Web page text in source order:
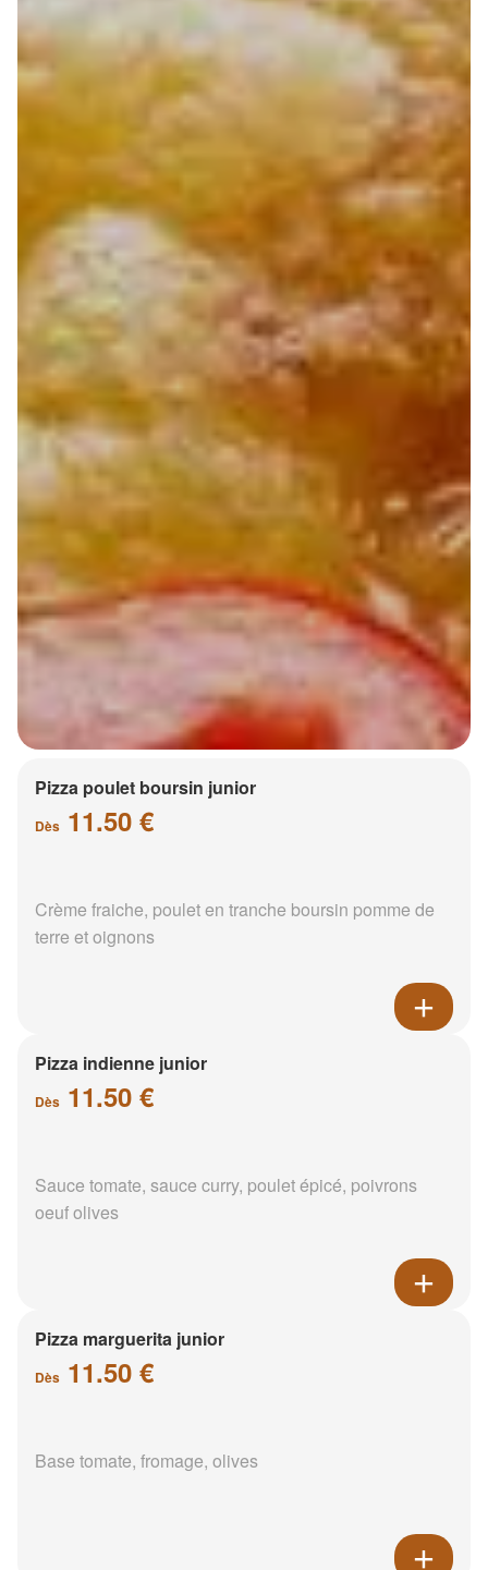
Pizza poulet boursin junior
Dès 11.50 €
Crème fraiche, poulet en tranche boursin pomme de
terre et oignons
Pizza indienne junior
Dès 11.50 €
Sauce tomate, sauce curry, poulet épicé, poivrons
oeuf olives
Pizza marguerita junior
Dès 11.50 €
Base tomate, fromage, olives